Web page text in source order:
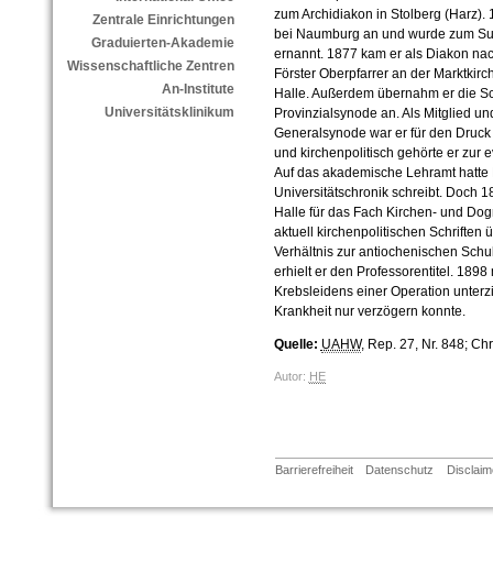
Zentrale Einrichtungen
Graduierten-Akademie
Wissenschaftliche Zentren
An-Institute
Universitätsklinikum
zum Archidiakon in Stolberg (Harz).
bei Naumburg an und wurde zum
ernannt. 1877 kam er als Diakon
Förster Oberpfarrer an der
Halle. Außerdem übernahm er die
Provinzialsynode an. Als Mitglied
Generalsynode war er für den
und kirchenpolitisch gehörte er zur
Auf das akademische Lehramt
Universitätschronik schreibt. Doch
Halle für das Fach Kirchen- und
aktuell kirchenpolitischen Schriften
Verhältnis zur antiochenischen
erhielt er den Professorentitel.
Krebsleidens einer Operation
Krankheit nur verzögern konnte.
Quelle: UAHW, Rep. 27, Nr. 848;
Autor: HE
Barrierefreiheit Datenschutz